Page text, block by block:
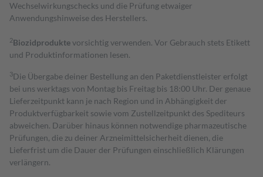
Wechselwirkungschecks und die Prüfung etwaiger
Anwendungshinweise des Herstellers.
2Biozidproduktevorsichtig verwenden. Vor Gebrauch stets Etikett
und Produktinformationen lesen.
3Die Übergabe deiner Bestellung an den Paketdienstleister erfolgt
bei uns werktags von Montag bis Freitag bis 18:00 Uhr. Der genaue
Lieferzeitpunkt kann je nach Region und in Abhängigkeit der
Produktverfügbarkeit sowie vom Zustellzeitpunkt des Spediteurs
abweichen. Darüber hinaus können notwendige pharmazeutische
Prüfungen, die zu deiner Arzneimittelsicherheit dienen, die
Lieferfrist um die Dauer der Prüfungen einschließlich Klärungen
verlängern.